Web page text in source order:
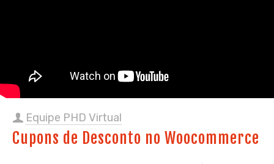
Equipe PHD Virtual
Cupons de Desconto no Woocommerce